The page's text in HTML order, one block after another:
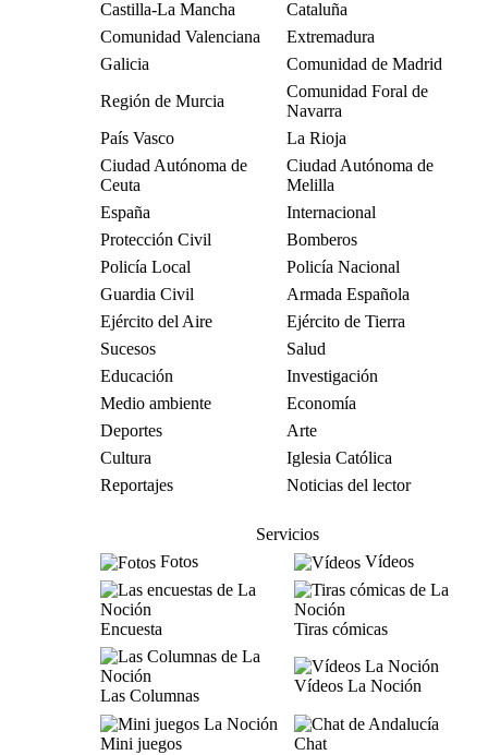
Castilla-La Mancha
Cataluña
Comunidad Valenciana
Extremadura
Galicia
Comunidad de Madrid
Región de Murcia
Comunidad Foral de
Navarra
País Vasco
La Rioja
Ciudad Autónoma de
Ceuta
Ciudad Autónoma de
Melilla
España
Internacional
Protección Civil
Bomberos
Policía Local
Policía Nacional
Guardia Civil
Armada Española
Ejército del Aire
Ejército de Tierra
Sucesos
Salud
Educación
Investigación
Medio ambiente
Economía
Deportes
Arte
Cultura
Iglesia Católica
Reportajes
Noticias del lector
Servicios
Fotos
Vídeos
Encuesta Tiras cómicas
Las Columnas
Vídeos La Noción
Mini juegos
Chat